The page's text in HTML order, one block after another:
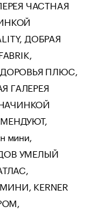
ЧАСТНАЯ
ДОБРАЯ
ПЛЮС,
ГАЛЕРЕЯ
мини,
УМЕЛЫЙ
KERNER